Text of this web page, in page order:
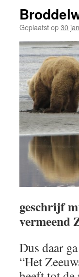
Geplaatst op30
geschrijf
vermeend
Dus daar
“Het